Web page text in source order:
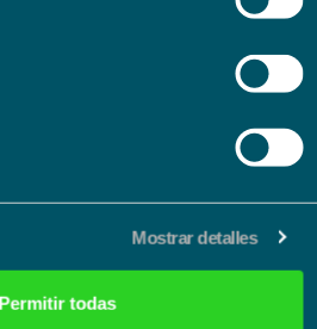
Mostrar detalles
Permitir todasde un cantaor’ de